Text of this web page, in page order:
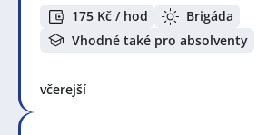
175 Kč / hod
Brigáda
Vhodné také pro absolventy
včerejší